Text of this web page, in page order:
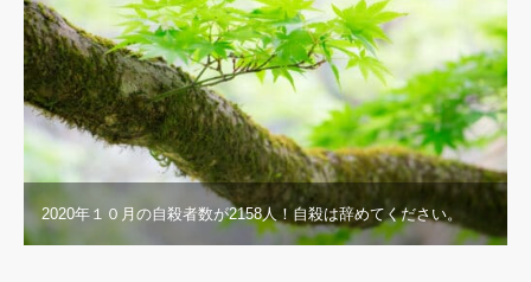
2020年１０月の自殺者数が2158人！自殺は辞めてください。